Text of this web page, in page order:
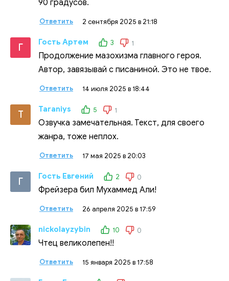
90 градусов.
Ответить 2 сентября 2025 в 21:18
Г Гость Артем 3 1
Продолжение мазохизма главного героя.
Автор, завязывай с писаниной. Это не твое.
Ответить 14 июля 2025 в 18:44
T Taraniys 5 1
Озвучка замечательная. Текст, для своего
жанра, тоже неплох.
Ответить 17 мая 2025 в 20:03
Г Гость Евгений 2 0
Фрейзера бил Мухаммед Али!
Ответить 26 апреля 2025 в 17:59
nickolayzybin 10 0
Чтец великолепен!!
Ответить 15 января 2025 в 17:58